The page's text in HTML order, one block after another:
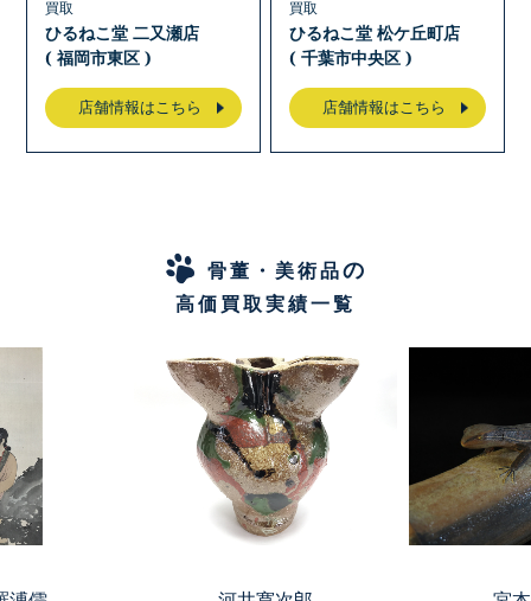
買取
ひるねこ堂 二又瀬店
( 福岡市東区 )
店舗情報はこちら
買取
ひるねこ堂 松ケ丘町店
( 千葉市中央区 )
店舗情報はこちら
骨董・美術品の
高価買取実績一覧